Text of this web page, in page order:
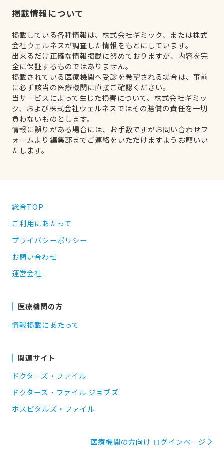
掲載情報について
掲載している各種情報は、株式会社ギミック、または株式
会社ウェルネスが調査した情報をもとにしています。
出来るだけ正確な情報掲載に努めておりますが、内容を完
全に保証するものではありません。
掲載されている医療機関へ受診を希望される場合は、事前
に必ず該当の医療機関に直接ご確認ください。
当サービスによって生じた損害について、株式会社ギミッ
ク、および株式会社ウェルネスではその賠償の責任を一切
負わないものとします。
情報に誤りがある場合には、お手数ですがお問い合わせフ
ォームより編集部までご連絡をいただけますようお願いい
たします。
総合TOP
ご利用にあたって
プライバシーポリシー
お問い合わせ
運営会社
医療機関の方
情報掲載にあたって
関連サイト
ドクターズ・ファイル
ドクターズ・ファイル ジョブズ
ホスピタルズ・ファイル
医療機関の方向け ログインページ